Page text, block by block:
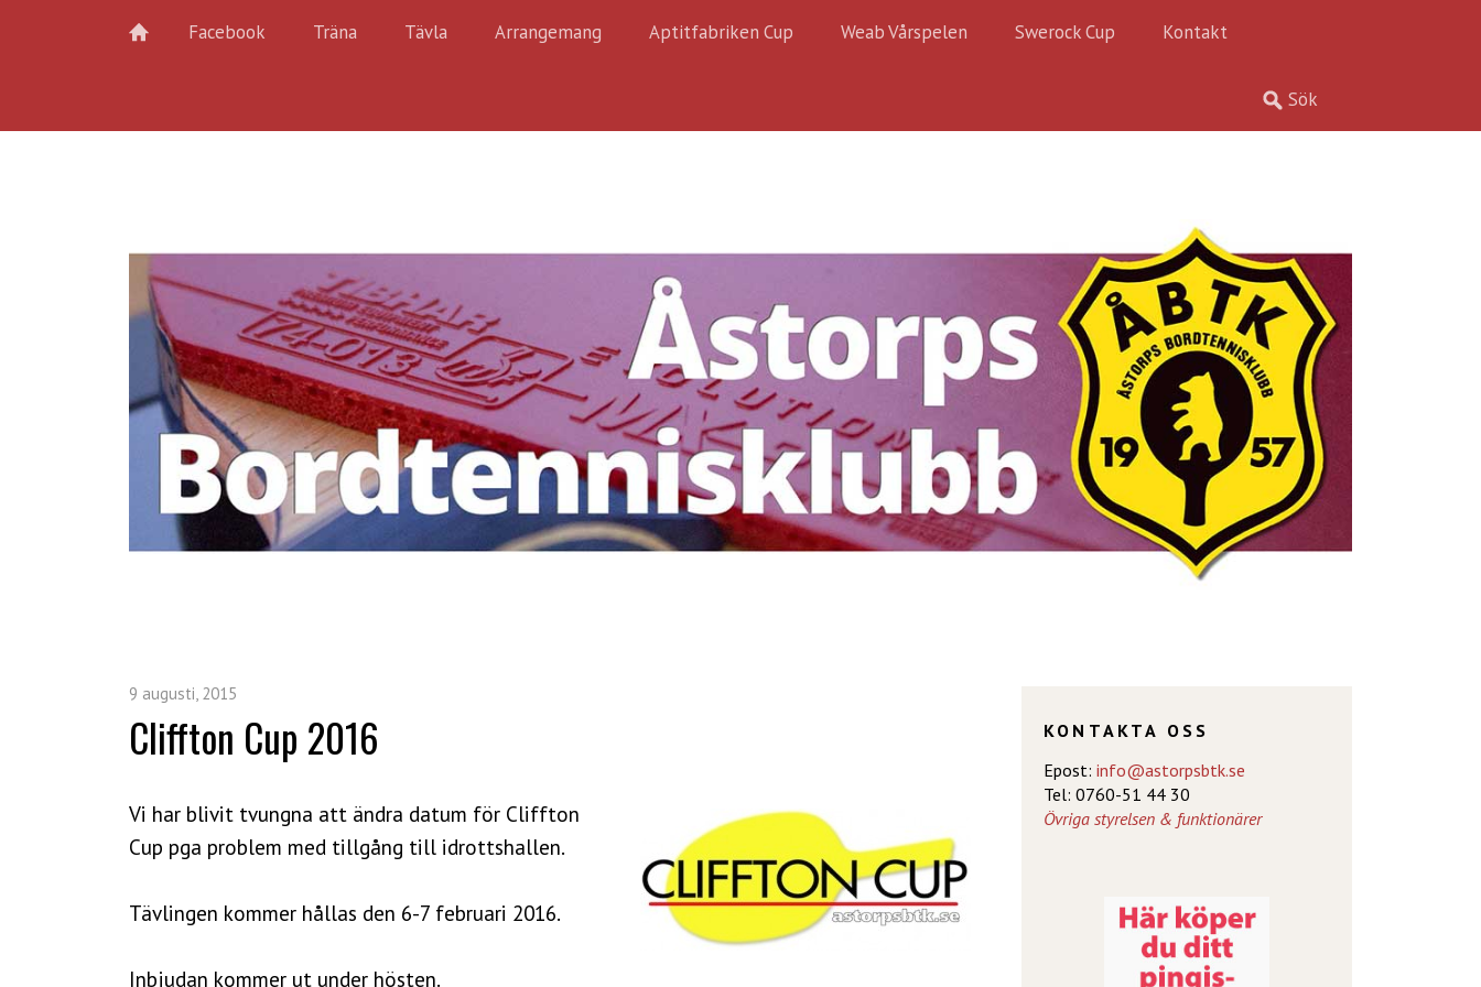
Facebook Träna Tävla Arrangemang Aptitfabriken Cup Weab Vårspelen Swerock Cup Kontakt
9 augusti, 2015
Cliffton Cup 2016
Vi har blivit tvungna att ändra datum för Cliffton
Cup pga problem med tillgång till idrottshallen.
Tävlingen kommer hållas den 6-7 februari 2016.
Inbjudan kommer ut under hösten.
KONTAKTA OSS
Epost: info@astorpsbtk.se
Tel: 0760-51 44 30
Övriga styrelsen & funktionärer